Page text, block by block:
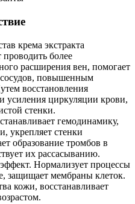
крема экстракта
более
расширения вен, помогает
сосудов, повышенным
восстановления
усиления циркуляции крови,
стенки.
гемодинамику,
укрепляет стенки
образование тромбов в
их рассасыванию.
Нормализует процессы
защищает мембраны клеток.
кожи, восстанавливает